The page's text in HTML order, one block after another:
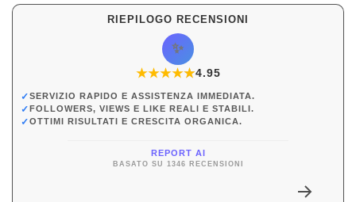
RIEPILOGO RECENSIONI
✨
★★★★★
★4.95
✓SERVIZIO RAPIDO E ASSISTENZA IMMEDIATA.
✓FOLLOWERS, VIEWS E LIKE REALI E STABILI.
✓OTTIMI RISULTATI E CRESCITA ORGANICA.
REPORT AI
BASATO SU 1346 RECENSIONI